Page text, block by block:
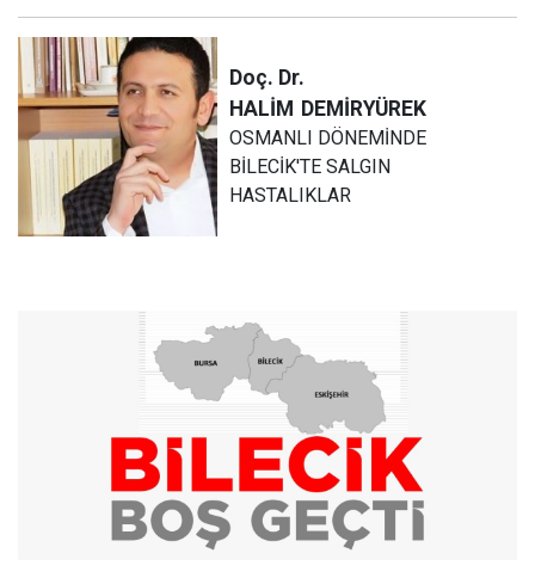
Doç. Dr.
HALİM DEMİRYÜREK
OSMANLI DÖNEMİNDE
BİLECİK'TE SALGIN
HASTALIKLAR